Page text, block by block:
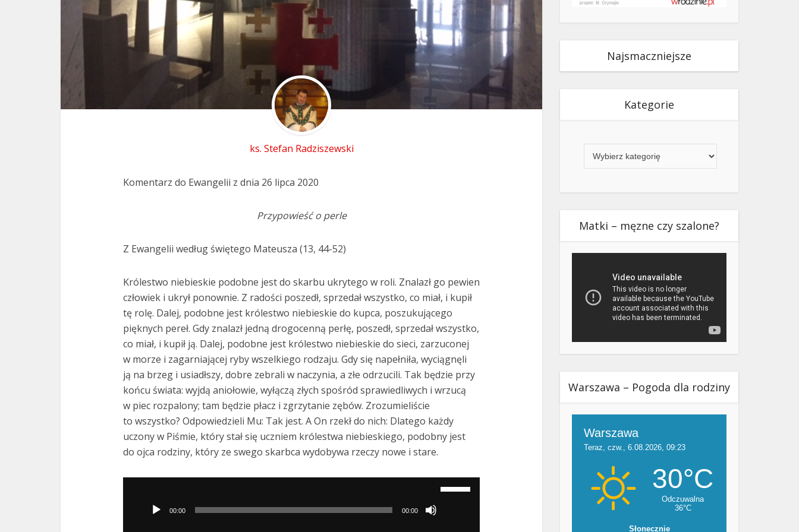
ks. Stefan Radziszewski
Komentarz do Ewangelii z dnia 26 lipca 2020
Przypowieść o perle
Z Ewangelii według świętego Mateusza (13, 44-52)
Królestwo niebieskie podobne jest do skarbu ukrytego w roli. Znalazł go pewien
człowiek i ukrył ponownie. Z radości poszedł, sprzedał wszystko, co miał, i kupił
tę rolę. Dalej, podobne jest królestwo niebieskie do kupca, poszukującego
pięknych pereł. Gdy znalazł jedną drogocenną perłę, poszedł, sprzedał wszystko,
co miał, i kupił ją. Dalej, podobne jest królestwo niebieskie do sieci, zarzuconej
w morze i zagarniającej ryby wszelkiego rodzaju. Gdy się napełniła, wyciągnęli
ją na brzeg i usiadłszy, dobre zebrali w naczynia, a złe odrzucili. Tak będzie przy
końcu świata: wyjdą aniołowie, wyłączą złych spośród sprawiedliwych i wrzucą
w piec rozpalony; tam będzie płacz i zgrzytanie zębów. Zrozumieliście
to wszystko? Odpowiedzieli Mu: Tak jest. A On rzekł do nich: Dlatego każdy
uczony w Piśmie, który stał się uczniem królestwa niebieskiego, podobny jest
do ojca rodziny, który ze swego skarbca wydobywa rzeczy nowe i stare.
dźwiękowych
00:00 00:00
Najsmaczniejsze
Kategorie
Matki – męzne czy szalone?
Warszawa – Pogoda dla rodziny